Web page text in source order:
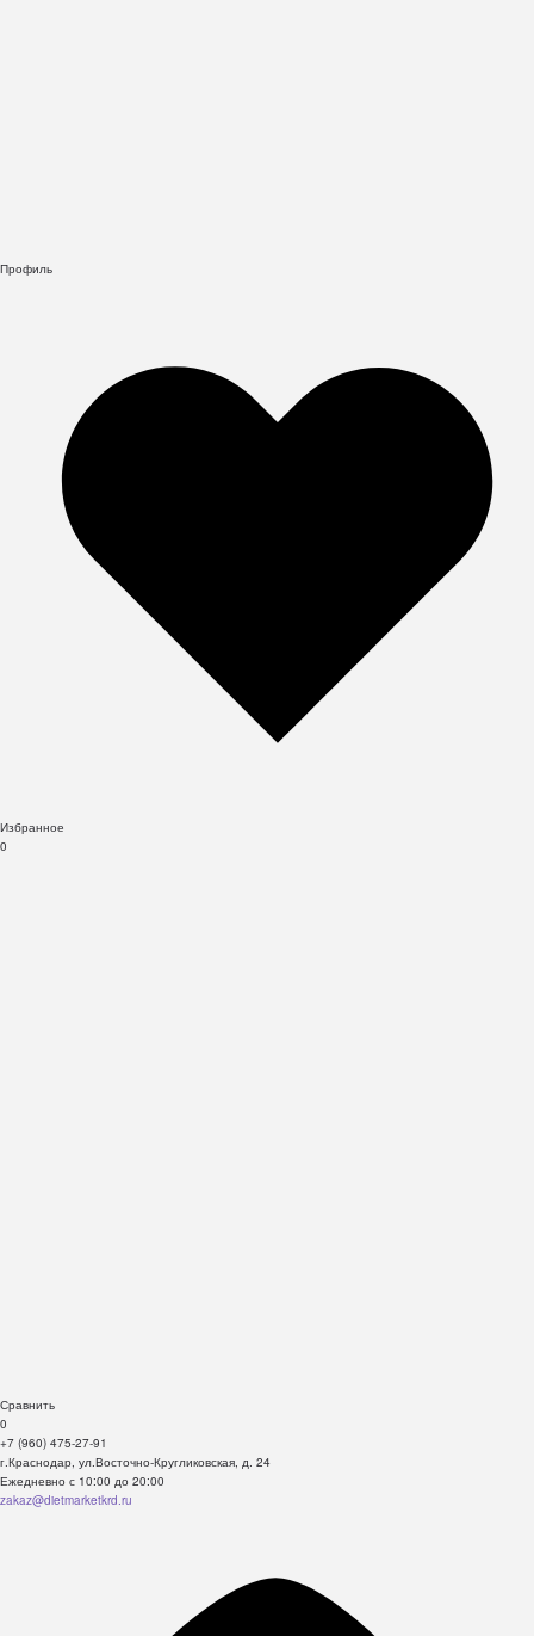
Профиль
Избранное
0
Сравнить
0
+7 (960) 475-27-91
г.Краснодар, ул.Восточно-Кругликовская, д. 24
Ежедневно с 10:00 до 20:00
zakaz@dietmarketkrd.ru